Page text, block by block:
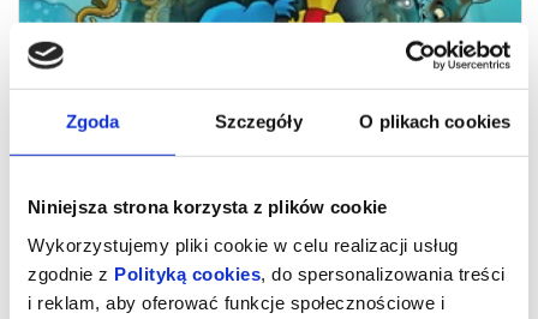
Zgoda Szczegóły O plikach cookies
Niniejsza strona korzysta z plików cookie
Wykorzystujemy pliki cookie w celu realizacji usług
zgodnie z Polityką cookies , do spersonalizowania treści
i reklam, aby oferować funkcje społecznościowe i